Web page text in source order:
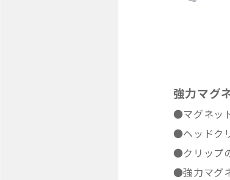
強力マグ
●マグネッ
●ヘッドク
●クリップ
●強力マグ